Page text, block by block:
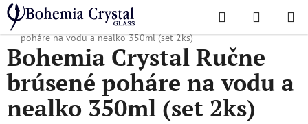
Prejsť
na
obsah
Hľadať
KOŠÍK
Domov
/ Ultra-luxury collection /
Bohemia Crystal Ručne brúsené
poháre na vodu a nealko 350ml (set 2ks)
Bohemia Crystal Ručne
brúsené poháre na vodu a
nealko 350ml (set 2ks)